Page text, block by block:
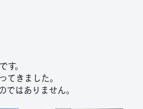
す。
てきました。
ではありません。